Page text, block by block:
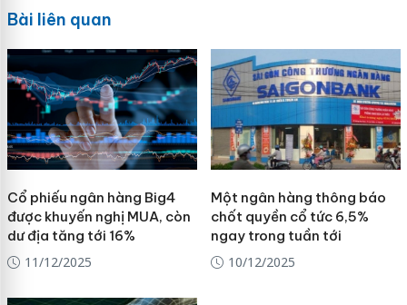
Bài liên quan
Cổ phiếu ngân hàng Big4
được khuyến nghị MUA, còn
dư địa tăng tới 16%
11/12/2025
Một ngân hàng thông báo
chốt quyền cổ tức 6,5%
ngay trong tuần tới
10/12/2025